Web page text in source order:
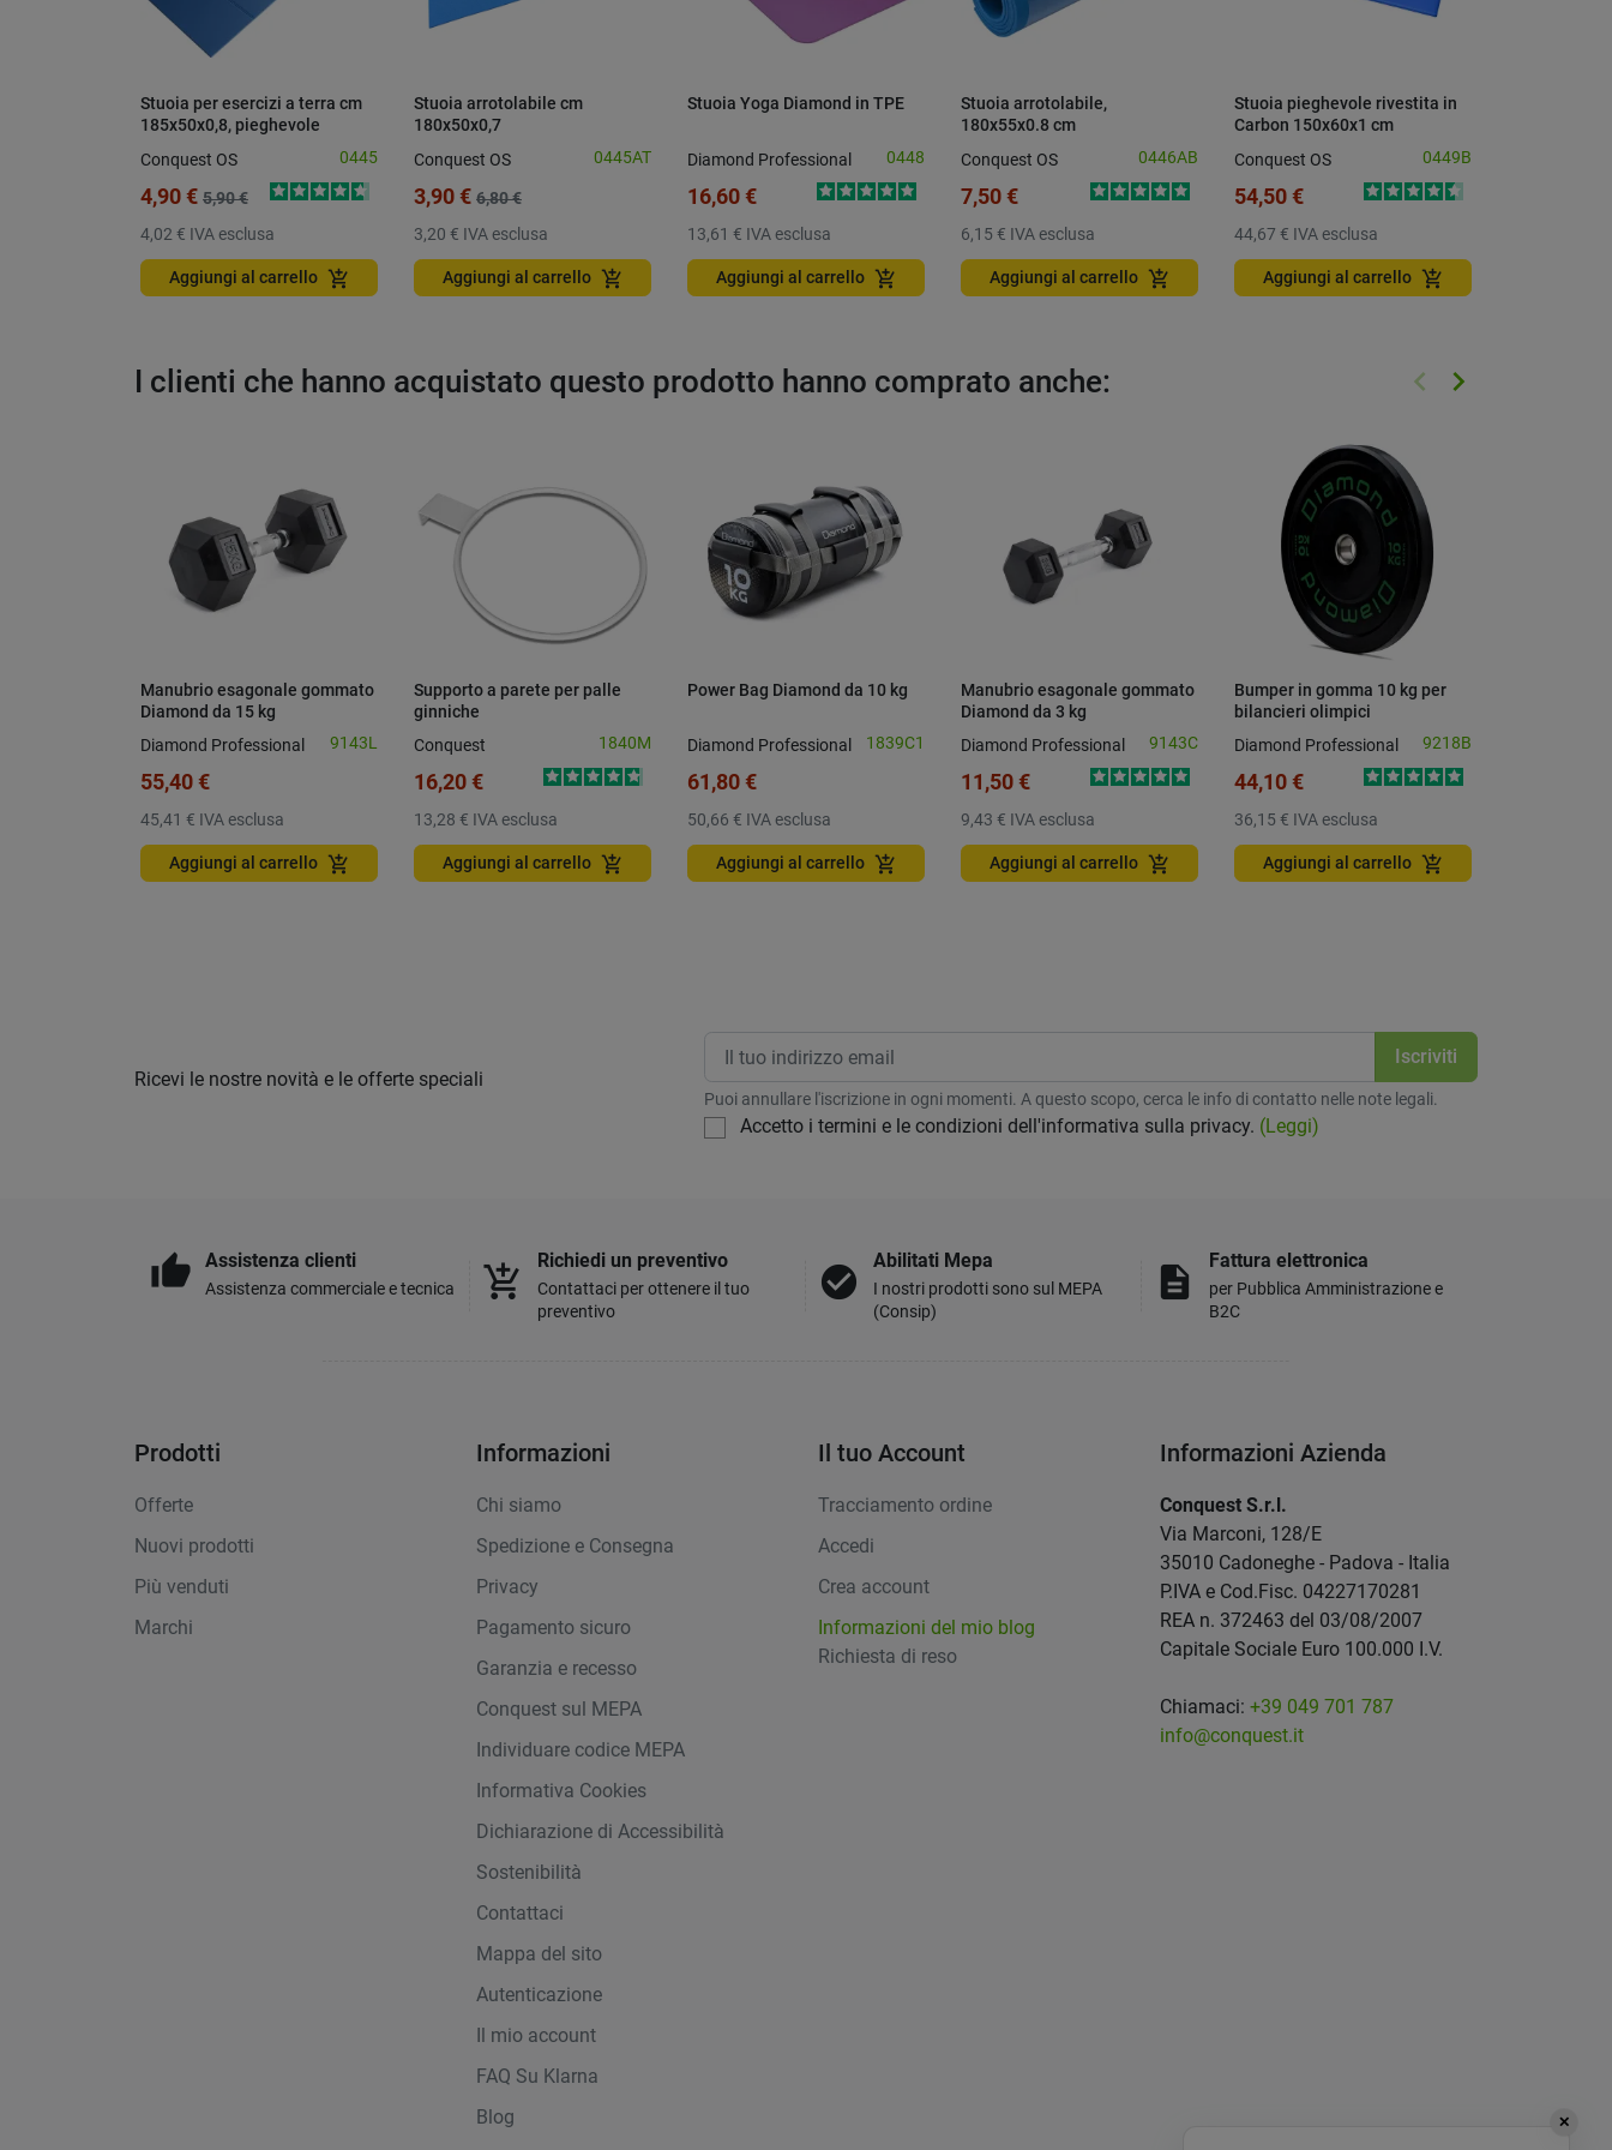
Stuoia per esercizi a terra cm
185x50x0,8, pieghevole
Conquest OS 0445
4,90 € 5,90 €
4,02 € IVA esclusa
Aggiungi al carrello add_shopping_cart
Stuoia arrotolabile cm
180x50x0,7
Conquest OS 0445AT
3,90 € 6,80 €
3,20 € IVA esclusa
Aggiungi al carrello add_shopping_cart
Stuoia Yoga Diamond in TPE
Diamond Professional 0448
16,60 €
13,61 € IVA esclusa
Aggiungi al carrello add_shopping_cart
Stuoia arrotolabile,
180x55x0.8 cm
Conquest OS 0446AB
7,50 €
6,15 € IVA esclusa
Aggiungi al carrello add_shopping_cart
Stuoia pieghevole rivestita in
Carbon 150x60x1 cm
Conquest OS 0449B
54,50 €
44,67 € IVA esclusa
Aggiungi al carrello add_shopping_cart
I clienti che hanno acquistato questo prodotto hanno comprato anche: Precedente
keyboard_arrow_left Successivo
keyboard_arrow_right
Manubrio esagonale gommato
Diamond da 15 kg
Diamond Professional 9143L
55,40 €
45,41 € IVA esclusa
Aggiungi al carrello add_shopping_cart
Supporto a parete per palle
ginniche
Conquest 1840M
16,20 €
13,28 € IVA esclusa
Aggiungi al carrello add_shopping_cart
Power Bag Diamond da 10 kg
Diamond Professional 1839C1
61,80 €
50,66 € IVA esclusa
Aggiungi al carrello add_shopping_cart
Manubrio esagonale gommato
Diamond da 3 kg
Diamond Professional 9143C
11,50 €
9,43 € IVA esclusa
Aggiungi al carrello add_shopping_cart
Bumper in gomma 10 kg per
bilancieri olimpici
Diamond Professional 9218B
44,10 €
36,15 € IVA esclusa
Aggiungi al carrello add_shopping_cart
Ricevi le nostre novità e le offerte speciali
Puoi annullare l'iscrizione in ogni momenti. A questo scopo, cerca le info di contatto nelle note legali.
Accetto i termini e le condizioni dell'informativa sulla privacy. (Leggi)
thumb_up Assistenza clienti
Assistenza commerciale e tecnica add_shopping_cart
Richiedi un preventivo
Contattaci per ottenere il tuo
preventivo
check_circle
Abilitati Mepa
I nostri prodotti sono sul MEPA
(Consip)
description
Fattura elettronica
per Pubblica Amministrazione e
B2C
Prodotti
Offerte
Nuovi prodotti
Più venduti
Marchi
Informazioni
Chi siamo
Spedizione e Consegna
Privacy
Pagamento sicuro
Garanzia e recesso
Conquest sul MEPA
Individuare codice MEPA
Informativa Cookies
Dichiarazione di Accessibilità
Sostenibilità
Contattaci
Mappa del sito
Autenticazione
Il mio account
FAQ Su Klarna
Blog
Il tuo Account
Tracciamento ordine
Accedi
Crea account
Informazioni del mio blog
Richiesta di reso
Informazioni Azienda
Conquest S.r.l.
Via Marconi, 128/E
35010 Cadoneghe - Padova - Italia
P.IVA e Cod.Fisc. 04227170281
REA n. 372463 del 03/08/2007
Capitale Sociale Euro 100.000 I.V.
Chiamaci: +39 049 701 787
info@conquest.it
✕